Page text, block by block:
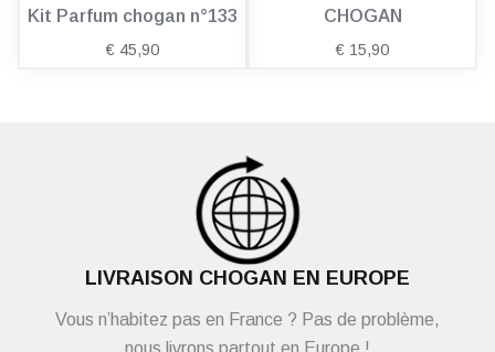
Kit Parfum chogan n°133
€ 45,90
CHOGAN
€ 15,90
LIVRAISON CHOGAN EN EUROPE
Vous n’habitez pas en France ? Pas de problème,
nous livrons partout en Europe !